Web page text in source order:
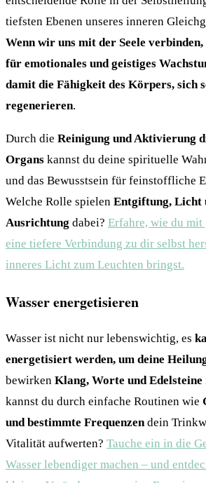
tiefsten Ebenen unseres inneren
Wenn wir uns mit der Seele
für emotionales und geistiges
damit die Fähigkeit des Körpers, sich
regenerieren.
Durch die Reinigung und Aktivierung
Organs kannst du deine spirituelle
und das Bewusstsein für feinstoffliche
Welche Rolle spielen Entgiftung, Licht
Ausrichtung dabei? Erfahre, wie du mit
eine tiefere Verbindung zu dir selbst
inneres Licht zum Leuchten bringst.
Wasser energetisieren
Wasser ist nicht nur lebenswichtig, es
energetisiert werden, um deine
bewirken Klang, Worte und Edelsteine
kannst du durch einfache Routinen wie
und bestimmte Frequenzendein
Vitalität aufwerten? Tauche ein in die
Wasser lebendiger machen – und